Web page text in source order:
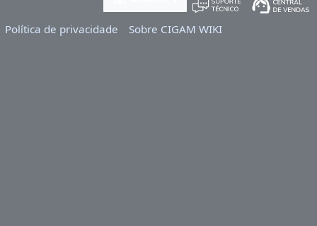
Política de privacidade Sobre CIGAM WIKI